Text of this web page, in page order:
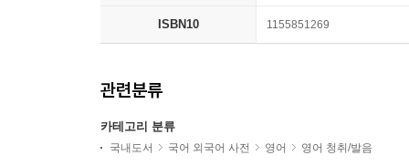
ISBN10 1155851269
관련분류
카테고리 분류
국내도서 국어 외국어 사전 영어 영어 청취/발음